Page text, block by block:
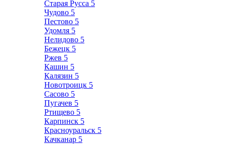
Старая Русса 5
Чудово 5
Пестово 5
Удомля 5
Нелидово 5
Бежецк 5
Ржев 5
Кашин 5
Калязин 5
Новотроицк 5
Сасово 5
Пугачев 5
Ртищево 5
Карпинск 5
Красноуральск 5
Качканар 5